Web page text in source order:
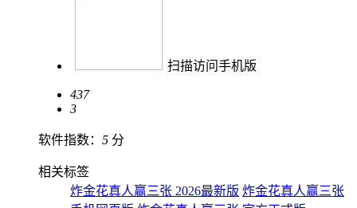
扫描访问手机版
437
3
软件指数： 5 分
相关标签
炸金花真人赢三张 2026最新版 炸金花真人赢三张